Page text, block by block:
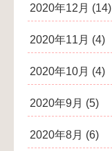
2020年12月 (14)
2020年11月 (4)
2020年10月 (4)
2020年9月 (5)
2020年8月 (6)